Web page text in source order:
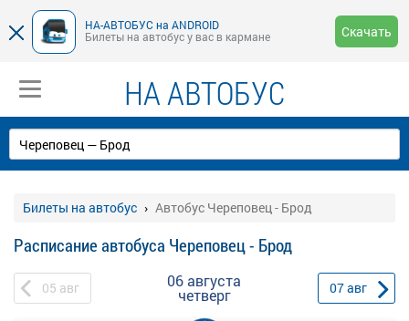
НА-АВТОБУС на ANDROID
Билеты на автобус у вас в кармане
Скачать
НА АВТОБУС
Билеты на автобус Автобус Череповец - Брод
Расписание автобуса Череповец - Брод
05 авг 06 августа
четверг 07авг